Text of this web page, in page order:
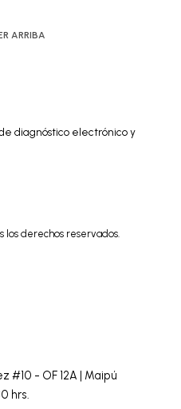
ARRIBA
diagnóstico electrónico y
los derechos reservados.
#10 - OF 12A | Maipú
hrs.